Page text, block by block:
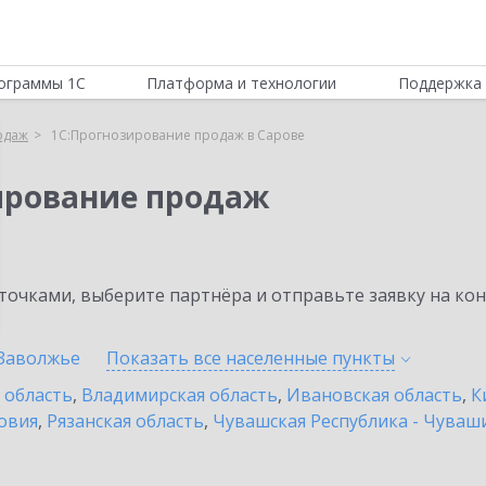
1С Платформа и технологии Поддержка
1С:Прогнозирование продаж в Сарове
продаж
выберите партнёра и отправьте заявку на
Показать все населенные пункты
, Владимирская область, Ивановская область,
, Рязанская область, Чувашская Республика -